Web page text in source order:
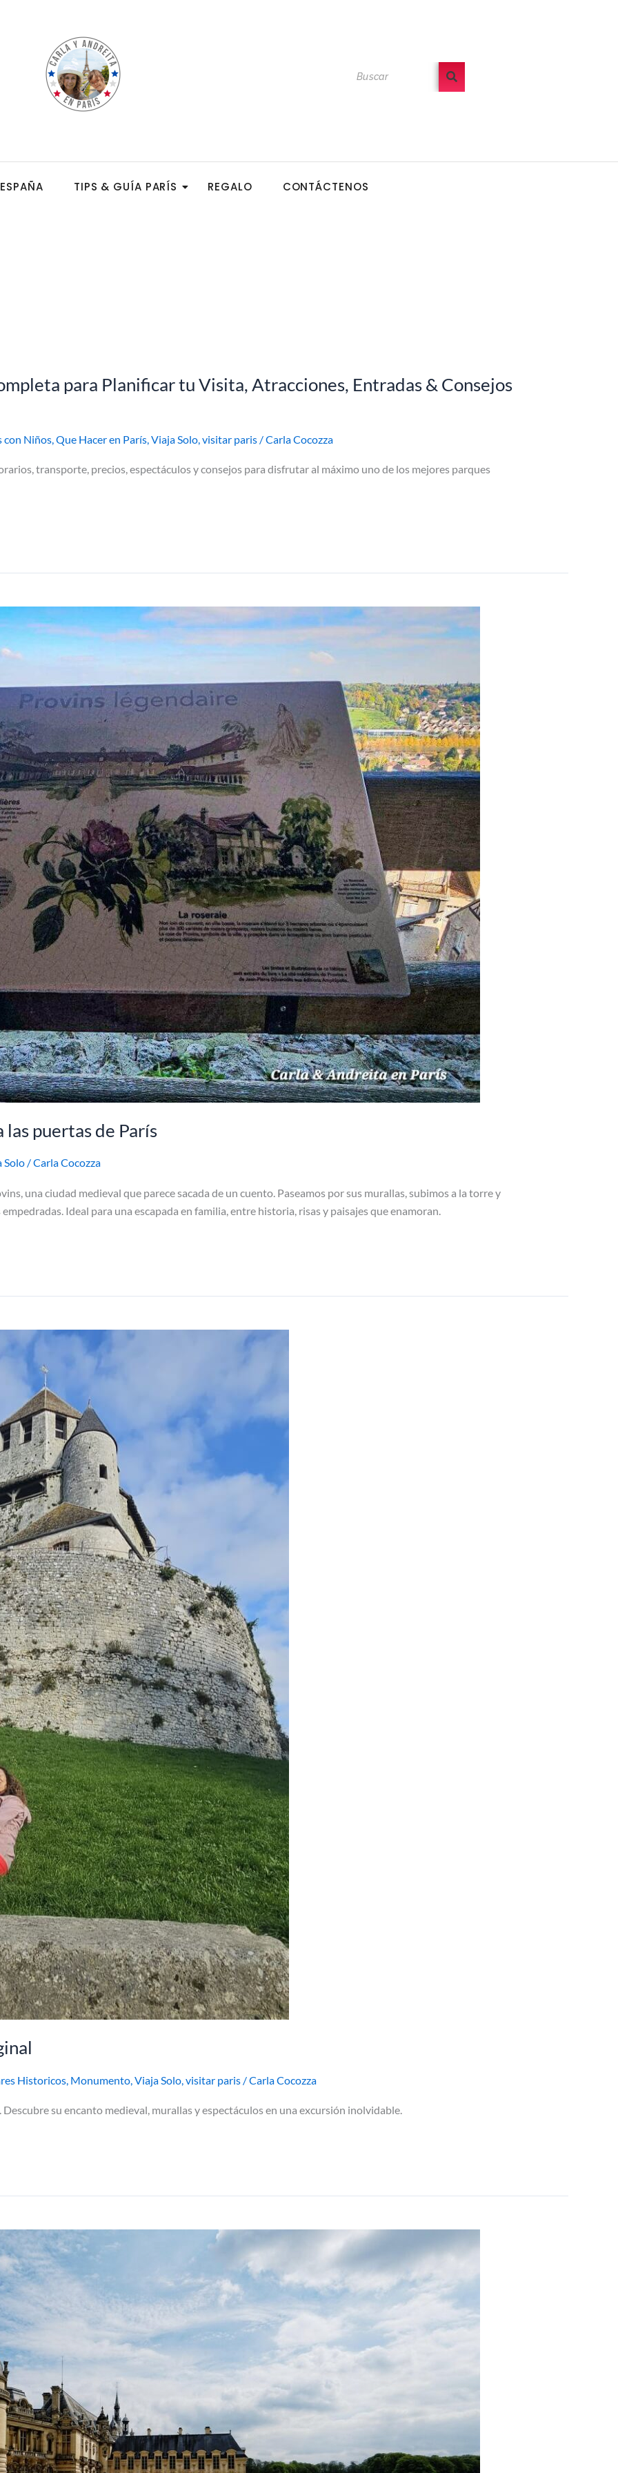
ESPAÑA TIPS & GUÍA PARÍS REGALO CONTÁCTENOS
para Planificar tu Visita, Atracciones, Entradas & Consejos
con Niños,Que Hacer en París,Viaja Solo,visitar paris /Carla Cocozza
transporte, precios, espectáculos y consejos para disfrutar al máximo uno de los mejores parques
puertas de París
Solo /Carla Cocozza
una ciudad medieval que parece sacada de un cuento. Paseamos por sus murallas, subimos a la torre y
Ideal para una escapada en familia, entre historia, risas y paisajes que enamoran.
Historicos Monumento Viaja Solo visitar paris /Carla Cocozza
su encanto medieval, murallas y espectáculos en una excursión inolvidable.